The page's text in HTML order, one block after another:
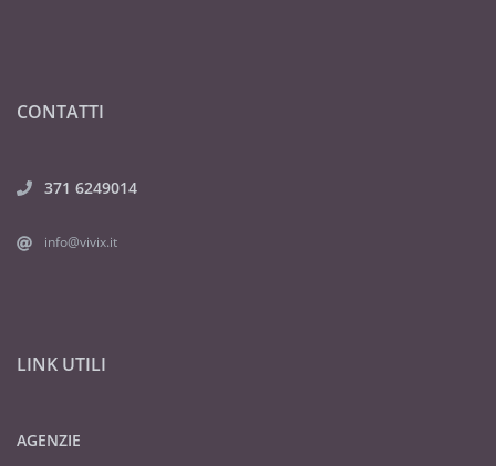
CONTATTI
371 6249014
info@vivix.it
LINK UTILI
AGENZIE